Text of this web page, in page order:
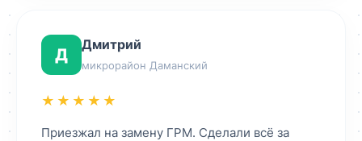
Д
Дмитрий
микрорайон Даманский
★★★★★
Приезжал на замену ГРМ. Сделали всё за